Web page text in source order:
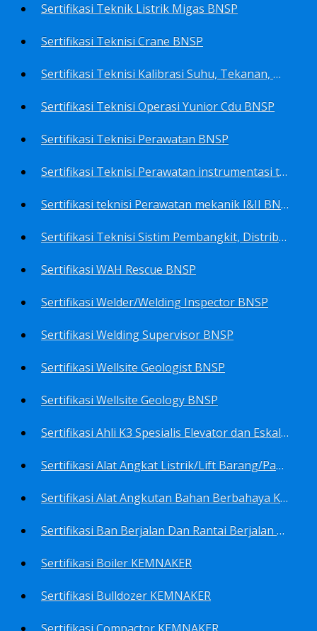
Sertifikasi Teknik Listrik Migas BNSP
Sertifikasi Teknisi Crane BNSP
Sertifikasi Teknisi Kalibrasi Suhu, Tekanan, Densitas, Volume BNSP
Sertifikasi Teknisi Operasi Yunior Cdu BNSP
Sertifikasi Teknisi Perawatan BNSP
Sertifikasi Teknisi Perawatan instrumentasi tingkat I BNSP
Sertifikasi teknisi Perawatan mekanik I&II BNSP
Sertifikasi Teknisi Sistim Pembangkit, Distribusi, Utilitas BNSP
Sertifikasi WAH Rescue BNSP
Sertifikasi Welder/Welding Inspector BNSP
Sertifikasi Welding Supervisor BNSP
Sertifikasi Wellsite Geologist BNSP
Sertifikasi Wellsite Geology BNSP
Sertifikasi Ahli K3 Spesialis Elevator dan Eskalator KEMNAKER
Sertifikasi Alat Angkat Listrik/Lift Barang/Passenger Hoist KEMNAKER
Sertifikasi Alat Angkutan Bahan Berbahaya KEMNAKER
Sertifikasi Ban Berjalan Dan Rantai Berjalan KEMNAKER
Sertifikasi Boiler KEMNAKER
Sertifikasi Bulldozer KEMNAKER